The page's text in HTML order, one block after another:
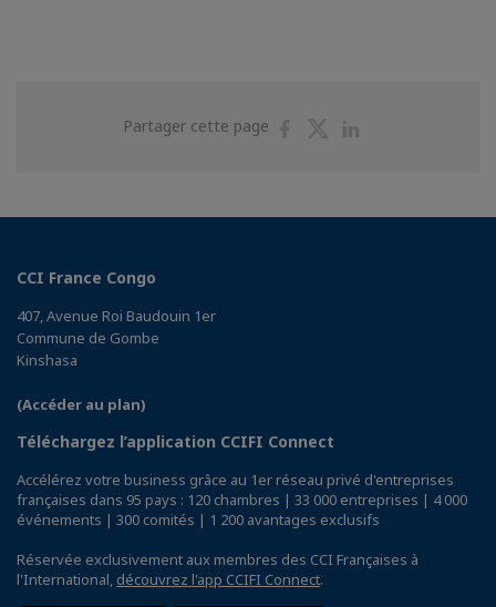
Partager cette page
PartagerPartager
CCI France Congo
407, Avenue Roi Baudouin 1er
Commune de Gombe
Kinshasa
(Accéder au plan)
Téléchargez l’application CCIFI Connect
Accélérez votre business grâce au 1er réseau privé d'entreprises
françaises dans 95 pays : 120 chambres | 33 000 entreprises | 4 000
événements | 300 comités | 1 200 avantages exclusifs
Réservée exclusivement aux membres des CCI Françaises à
l'International, découvrez l'app CCIFI Connect.